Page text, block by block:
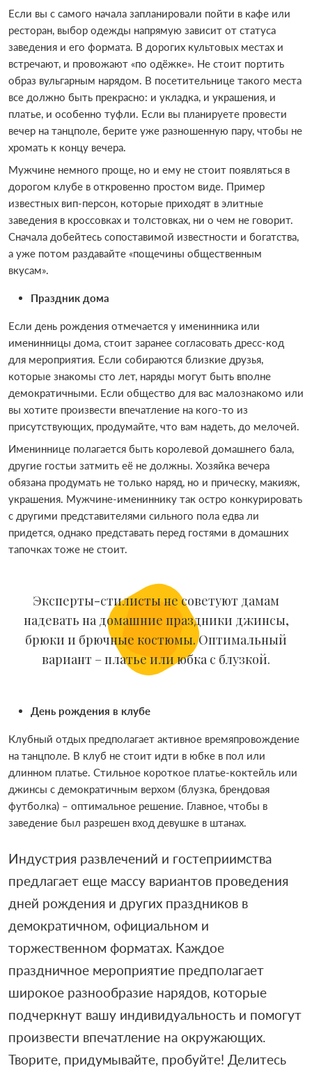
Если вы с самого начала запланировали пойти в кафе или
ресторан, выбор одежды напрямую зависит от статуса
заведения и его формата. В дорогих культовых местах и
встречают, и провожают «по одёжке». Не стоит портить
образ вульгарным нарядом. В посетительнице такого места
все должно быть прекрасно: и укладка, и украшения, и
платье, и особенно туфли. Если вы планируете провести
вечер на танцполе, берите уже разношенную пару, чтобы не
хромать к концу вечера.
Мужчине немного проще, но и ему не стоит появляться в
дорогом клубе в откровенно простом виде. Пример
известных вип-персон, которые приходят в элитные
заведения в кроссовках и толстовках, ни о чем не говорит.
Сначала добейтесь сопоставимой известности и богатства,
а уже потом раздавайте «пощечины общественным
вкусам».
Праздник дома
Если день рождения отмечается у именинника или
именинницы дома, стоит заранее согласовать дресс-код
для мероприятия. Если собираются близкие друзья,
которые знакомы сто лет, наряды могут быть вполне
демократичными. Если общество для вас малознакомо или
вы хотите произвести впечатление на кого-то из
присутствующих, продумайте, что вам надеть, до мелочей.
Имениннице полагается быть королевой домашнего бала,
другие гостьи затмить её не должны. Хозяйка вечера
обязана продумать не только наряд, но и прическу, макияж,
украшения. Мужчине-имениннику так остро конкурировать
с другими представителями сильного пола едва ли
придется, однако представать перед гостями в домашних
тапочках тоже не стоит.
Эксперты-стилисты не советуют дамам
надевать на домашние праздники джинсы,
брюки и брючные костюмы. Оптимальный
вариант – платье или юбка с блузкой.
День рождения в клубе
Клубный отдых предполагает активное времяпровождение
на танцполе. В клуб не стоит идти в юбке в пол или
длинном платье. Стильное короткое платье-коктейль или
джинсы с демократичным верхом (блузка, брендовая
футболка) – оптимальное решение. Главное, чтобы в
заведение был разрешен вход девушке в штанах.
Индустрия развлечений и гостеприимства
предлагает еще массу вариантов проведения
дней рождения и других праздников в
демократичном, официальном и
торжественном форматах. Каждое
праздничное мероприятие предполагает
широкое разнообразие нарядов, которые
подчеркнут вашу индивидуальность и помогут
произвести впечатление на окружающих.
Творите, придумывайте, пробуйте! Делитесь